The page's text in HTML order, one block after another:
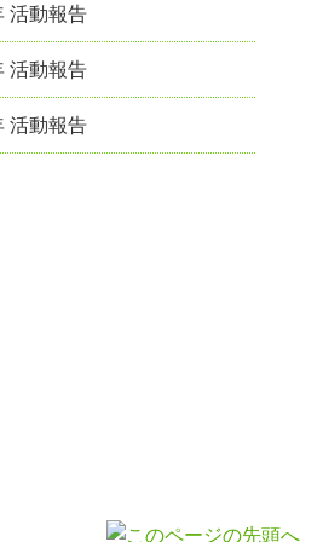
活動報告
活動報告
活動報告